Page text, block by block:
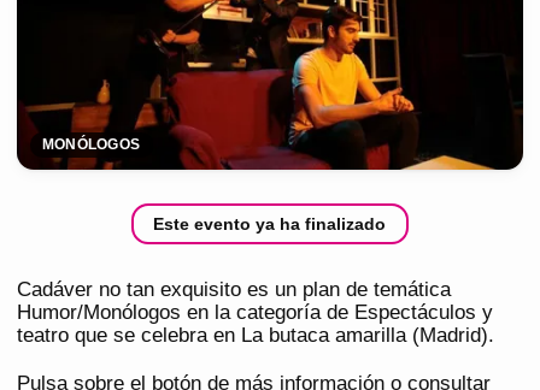
MONÓLOGOS
Este evento ya ha finalizado
Cadáver no tan exquisito es un plan de temática
Humor/Monólogos en la categoría de Espectáculos y
teatro que se celebra en La butaca amarilla (Madrid).
Pulsa sobre el botón de más información o consultar